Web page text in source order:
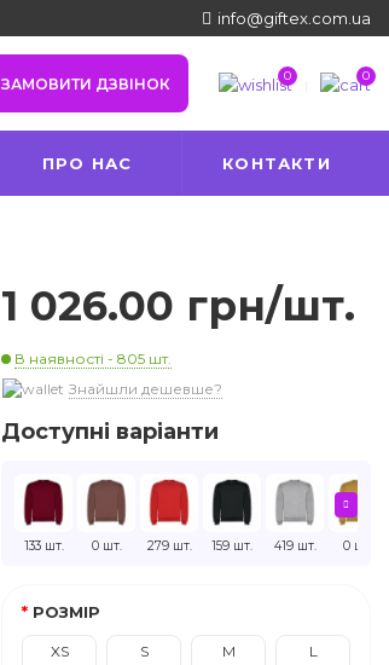
info@giftex.com.ua
ЗАМОВИТИ ДЗВІНОК 0 0
ПРО НАС КОНТАКТИ
1 026.00 грн/шт.
В наявності - 805 шт.
Знайшли дешевше?
Доступні варіанти
133 шт. 0 шт. 279 шт. 159 шт. 419 шт. 0 шт.
РОЗМІР
XS S M L